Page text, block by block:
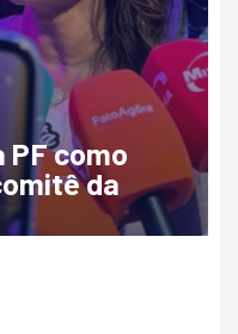
PF como
da